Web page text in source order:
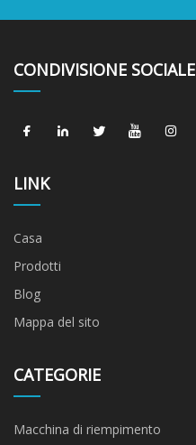
CONDIVISIONE SOCIALE
LINK
Casa
Prodotti
Blog
Mappa del sito
CATEGORIE
Macchina di riempimento